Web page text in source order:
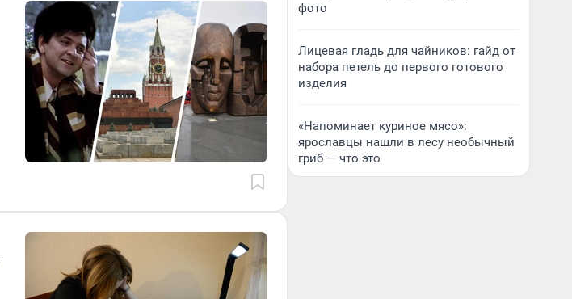
фото
Лицевая гладь для чайников: гайд от
набора петель до первого готового
изделия
«Напоминает куриное мясо»:
ярославцы нашли в лесу необычный
гриб — что это